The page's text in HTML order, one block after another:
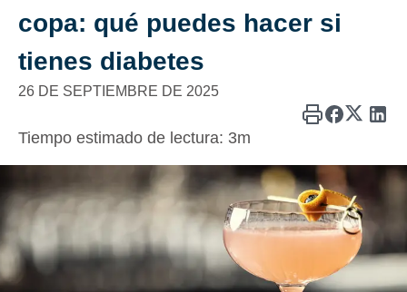
copa: qué puedes hacer si
tienes diabetes
26 DE SEPTIEMBRE DE 2025
Tiempo estimado de lectura: 3m